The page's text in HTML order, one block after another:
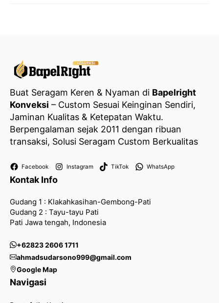
Buat Seragam Keren & Nyaman di Bapelright
Konveksi – Custom Sesuai Keinginan Sendiri,
Jaminan Kualitas & Ketepatan Waktu.
Berpengalaman sejak 2011 dengan ribuan
transaksi, Solusi Seragam Custom Berkualitas
Facebook Instagram TikTok WhatsApp
Kontak Info
Gudang 1 : Klakahkasihan-Gembong-Pati
Gudang 2 : Tayu-tayu Pati
Pati Jawa tengah, Indonesia
+62823 2606 1711
ahmadsudarsono999@gmail.com
Google Map
Navigasi